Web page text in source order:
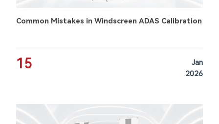
Common Mistakes in Windscreen ADAS Calibration
15
Jan
2026